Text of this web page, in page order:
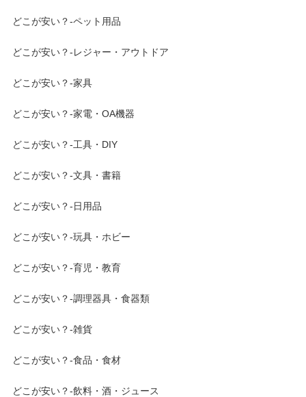
どこが安い？-ペット用品
どこが安い？-レジャー・アウトドア
どこが安い？-家具
どこが安い？-家電・OA機器
どこが安い？-工具・DIY
どこが安い？-文具・書籍
どこが安い？-日用品
どこが安い？-玩具・ホビー
どこが安い？-育児・教育
どこが安い？-調理器具・食器類
どこが安い？-雑貨
どこが安い？-食品・食材
どこが安い？-飲料・酒・ジュース